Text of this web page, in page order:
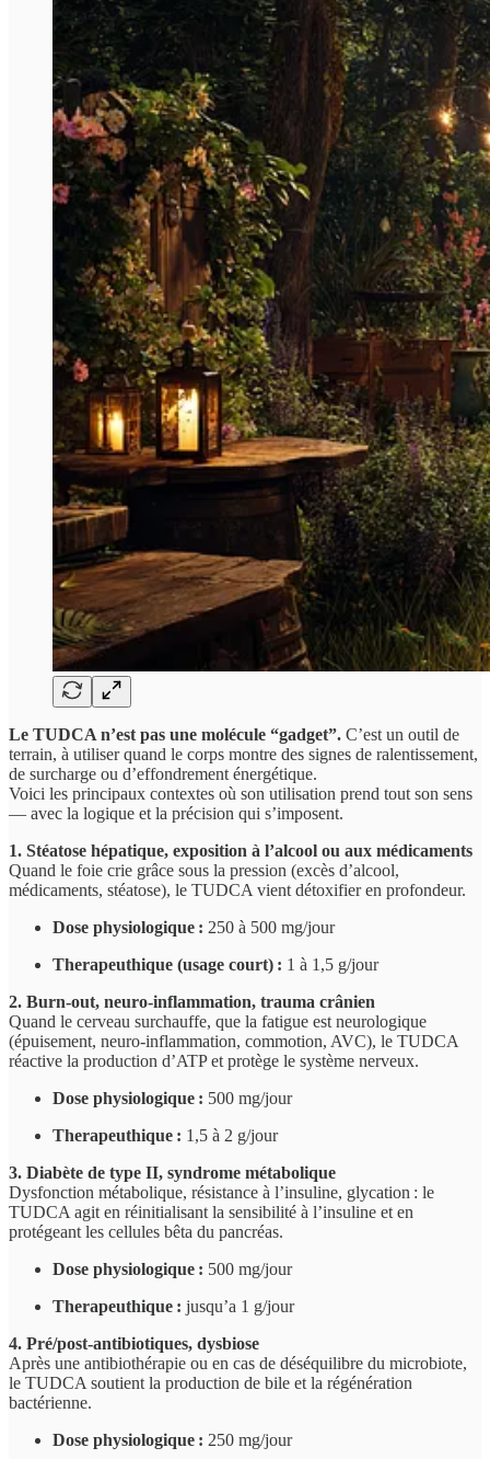
Le TUDCA n’est pas une molécule “gadget”. C’est un outil de
terrain, à utiliser quand le corps montre des signes de ralentissement,
de surcharge ou d’effondrement énergétique.
Voici les principaux contextes où son utilisation prend tout son sens
— avec la logique et la précision qui s’imposent.
1. Stéatose hépatique, exposition à l’alcool ou aux médicaments
Quand le foie crie grâce sous la pression (excès d’alcool,
médicaments, stéatose), le TUDCA vient détoxifier en profondeur.
Dose physiologique : 250 à 500 mg/jour
Therapeuthique (usage court) : 1 à 1,5 g/jour
2. Burn-out, neuro-inflammation, trauma crânien
Quand le cerveau surchauffe, que la fatigue est neurologique
(épuisement, neuro-inflammation, commotion, AVC), le TUDCA
réactive la production d’ATP et protège le système nerveux.
Dose physiologique : 500 mg/jour
Therapeuthique : 1,5 à 2 g/jour
3. Diabète de type II, syndrome métabolique
Dysfonction métabolique, résistance à l’insuline, glycation : le
TUDCA agit en réinitialisant la sensibilité à l’insuline et en
protégeant les cellules bêta du pancréas.
Dose physiologique : 500 mg/jour
Therapeuthique : jusqu’a 1 g/jour
4. Pré/post-antibiotiques, dysbiose
Après une antibiothérapie ou en cas de déséquilibre du microbiote,
le TUDCA soutient la production de bile et la régénération
bactérienne.
Dose physiologique : 250 mg/jour